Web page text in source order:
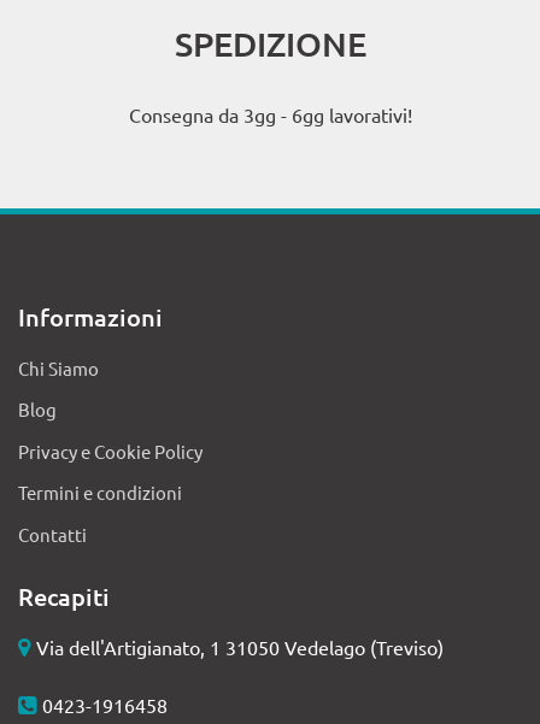
SPEDIZIONE
Consegna da 3gg - 6gg lavorativi!
Informazioni
Chi Siamo
Blog
Privacy e Cookie Policy
Termini e condizioni
Contatti
Recapiti
Via dell'Artigianato, 1 31050 Vedelago (Treviso)
0423-1916458